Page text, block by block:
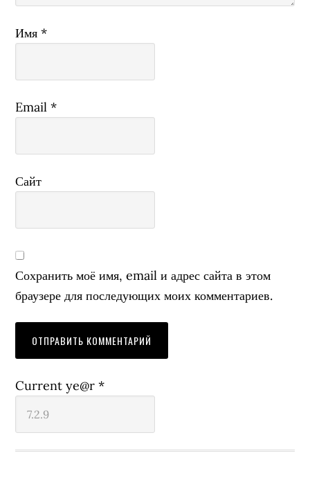
Имя*
Email*
Сайт
Сохранить моё имя, email и адрес сайта в этом
браузере для последующих моих комментариев.
Current ye@r*